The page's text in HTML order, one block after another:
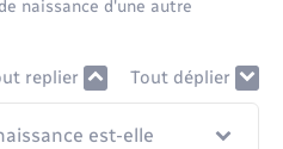
naissance d'une autre
replier Tout déplier
est-elle